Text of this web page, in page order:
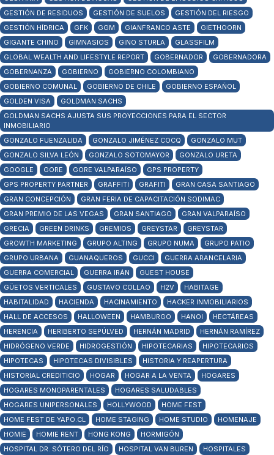
GESTIÓN DE RESIDUOS
GESTIÓN DE SUELOS
GESTIÓN DEL RIESGO
GESTIÓN HÍDRICA
GFK GGM GIANFRANCO ASTE
GIETHOORN
GIGANTE CHINO
GIMNASIOS GINO STURLA
GLASSFILM
GLOBAL WEALTH AND LIFESTYLE REPORT
GOBERNADOR
GOBERNADORA
GOBERNANZA
GOBIERNO
GOBIERNO COLOMBIANO
GOBIERNO COMUNAL
GOBIERNO DE CHILE
GOBIERNO ESPAÑOL
GOLDEN VISA
GOLDMAN SACHS
GOLDMAN SACHS AJUSTA SUS PROYECCIONES PARA EL SECTOR
INMOBILIARIO
GONZALO FUENZALIDA
GONZALO JIMÉNEZ COCQ
GONZALO MUT
GONZALO SILVA LEÓN
GONZALO SOTOMAYOR
GONZALO URETA
GOOGLE
GORE GORE VALPARAÍSO
GPS PROPERTY
GPS PROPERTY PARTNER
GRAFFITI GRAFITI
GRAN CASA SANTIAGO
GRAN CONCEPCIÓN
GRAN FERIA DE CAPACITACIÓN SODIMAC
GRAN PREMIO DE LAS VEGAS
GRAN SANTIAGO
GRAN VALPARAÍSO
GRECIA
GREEN DRINKS GREMIOS GREYSTAR
GREYSTAR
GROWTH MARKETING
GRUPO ALTING GRUPO NUMA
GRUPO PATIO
GRUPO URBANA
GUANAQUEROS GUCCI
GUERRA ARANCELARIA
GUERRA COMERCIAL
GUERRA IRÁN
GUEST HOUSE
GÜETOS VERTICALES
GUSTAVO COLLAO H2V
HABITAGE
HABITALIDAD
HACIENDA HACINAMIENTO
HACKER INMOBILIARIOS
HALL DE ACCESOS
HALLOWEEN HAMBURGO HANOI
HECTÁREAS
HERENCIA
HERIBERTO SEPÚLVED HERNÁN MADRID
HERNÁN RAMÍREZ
HIDRÓGENO VERDE
HIDROGESTIÓN HIPOTECARIAS
HIPOTECARIOS
HIPOTECAS
HIPOTECAS DIVISIBLES
HISTORIA Y REAPERTURA
HISTORIAL CREDITICIO
HOGAR HOGAR A LA VENTA
HOGARES
HOGARES MONOPARENTALES
HOGARES SALUDABLES
HOGARES UNIPERSONALES
HOLLYWOOD
HOME FEST
HOME FEST DE YAPO.CL
HOME STAGING HOME STUDIO
HOMENAJE
HOMIE
HOMIE RENT HONG KONG
HORMIGÓN
HOSPITAL DR. SÓTERO DEL RÍO
HOSPITAL VAN BUREN
HOSPITALES